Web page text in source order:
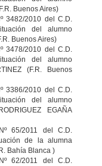
Buenos Aires)
3482/2010 del C.D.
del alumno
Buenos Aires)
3478/2010 del C.D.
del alumno
(F.R. Buenos
3386/2010 del C.D.
del alumno
EGAÑA
65/2011 del C.D.
de la alumna
Bahía Blanca )
62/2011 del C.D.